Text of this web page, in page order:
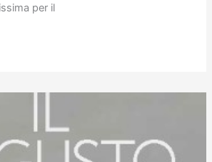
per il